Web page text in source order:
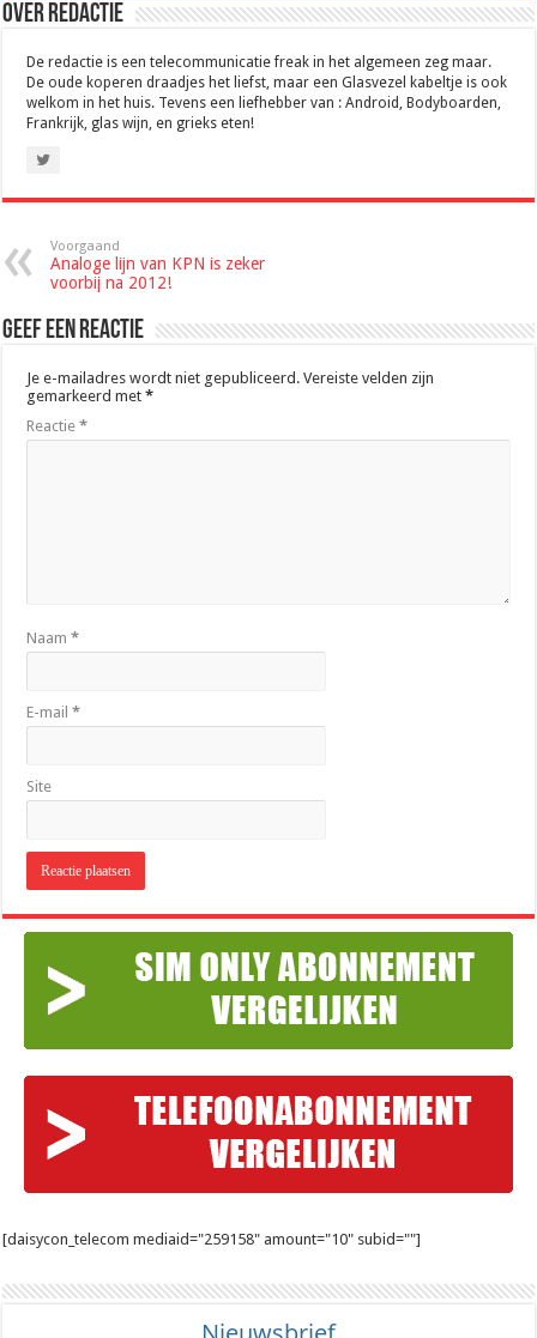
Over Redactie
De redactie is een telecommunicatie freak in het algemeen zeg maar.
De oude koperen draadjes het liefst, maar een Glasvezel kabeltje is ook
welkom in het huis. Tevens een liefhebber van : Android, Bodyboarden,
Frankrijk, glas wijn, en grieks eten!
Voorgaand
Analoge lijn van KPN is zeker
voorbij na 2012!
Geef een reactie
Je e-mailadres wordt niet gepubliceerd. Vereiste velden zijn
gemarkeerd met*
Reactie*
Naam*
E-mail*
Site
[daisycon_telecom mediaid="259158" amount="10" subid=""]